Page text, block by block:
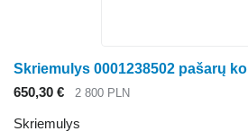
650,30 € 2 800 PLN
Skriemulys